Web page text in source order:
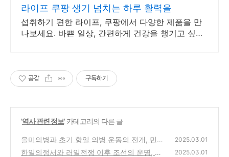
라이프 쿠팡 생기 넘치는 하루 활력을
섭취하기 편한 라이프, 쿠팡에서 다양한 제품을 만
나보세요. 바쁜 일상, 간편하게 건강을 챙기고 싶다
공감 구독하기
'역사 관련 정보' 카테고리의 다른 글
을미의병과 초기 항일 의병 운동의 전개, 민중
의 저항이 시작되다
(0)
2025.03.01
한일의정서와 러일전쟁 이후 조선의 운명, 식
2025.03.01